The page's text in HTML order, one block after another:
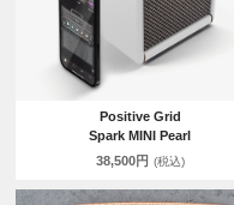
Positive Grid
Spark MINI Pearl
38,500円 (税込)